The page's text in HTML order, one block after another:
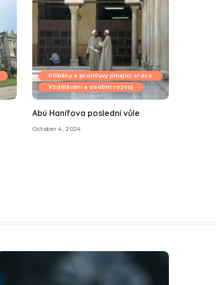
Příběhy a promluvy jímající srdce
Vzdělávání a osobní rozvoj
Abú Hanífova poslední vůle
October 4, 2024